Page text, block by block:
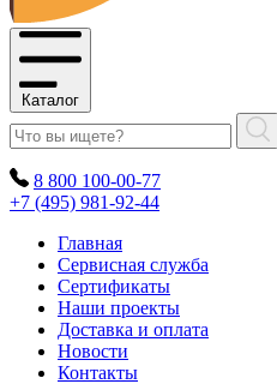
Каталог
8 800 100-00-77
+7 (495) 981-92-44
Главная
Сервисная служба
Сертификаты
Наши проекты
Доставка и оплата
Новости
Контакты